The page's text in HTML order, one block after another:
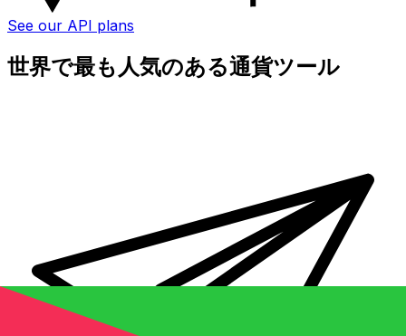
See our API plans
世界で最も人気のある通貨ツール